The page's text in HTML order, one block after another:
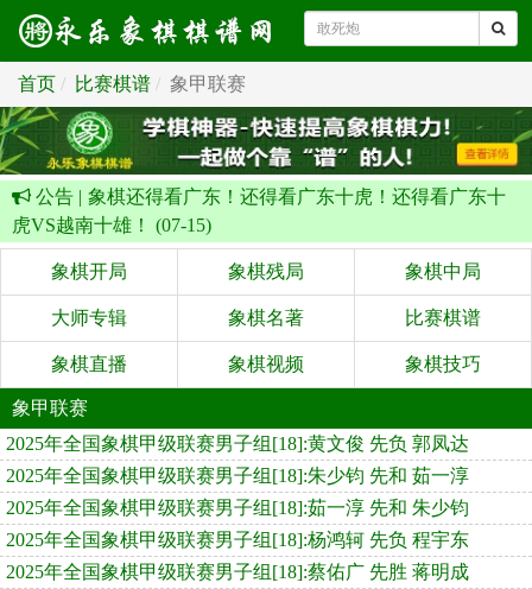
首页 比赛棋谱 象甲联赛
公告 | 象棋还得看广东！还得看广东十虎！还得看广东十
虎VS越南十雄！ (07-15)
象棋开局 象棋残局 象棋中局
大师专辑 象棋名著 比赛棋谱
象棋直播 象棋视频 象棋技巧
象甲联赛
2025年全国象棋甲级联赛男子组[18]:黄文俊 先负 郭凤达
2025年全国象棋甲级联赛男子组[18]:朱少钧 先和 茹一淳
2025年全国象棋甲级联赛男子组[18]:茹一淳 先和 朱少钧
2025年全国象棋甲级联赛男子组[18]:杨鸿轲 先负 程宇东
2025年全国象棋甲级联赛男子组[18]:蔡佑广 先胜 蒋明成